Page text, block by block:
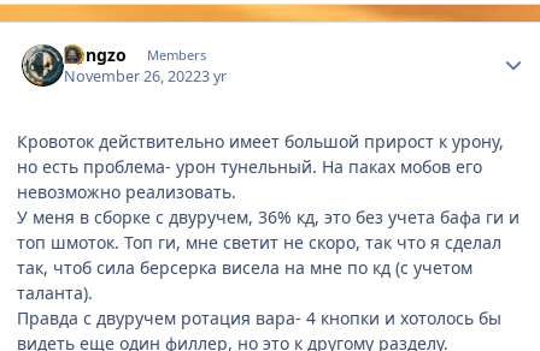
gongzo Members
November 26, 20223 yr
Кровоток действительно имеет большой прирост к урону,
но есть проблема- урон тунельный. На паках мобов его
невозможно реализовать.
У меня в сборке с двуручем, 36% кд, это без учета бафа ги и
топ шмоток. Топ ги, мне светит не скоро, так что я сделал
так, чтоб сила берсерка висела на мне по кд (с учетом
таланта).
Правда с двуручем ротация вара- 4 кнопки и хотолось бы
видеть еще один филлер, но это к другому разделу.